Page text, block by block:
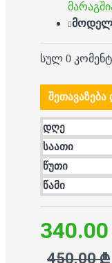
სულ 0
დღე
საათი
წუთი
წამი
450.00 ₾